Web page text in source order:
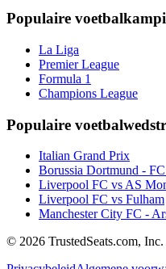
Populaire
La Liga
Premier League
Formula 1
Champions League
Populaire
Italian Grand Prix
Borussia Dortmund -
Liverpool FC vs AS
Liverpool FC vs Fulham
Manchester City FC -
© 2026 TrustedSeats.com,